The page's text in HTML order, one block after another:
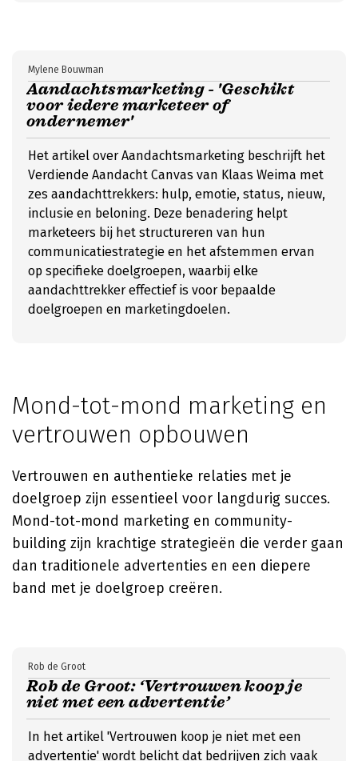
Aandachtsmarketing - 'Geschikt
voor iedere marketeer of
ondernemer'
Mylene Bouwman
Het artikel over Aandachtsmarketing beschrijft het
Verdiende Aandacht Canvas van Klaas Weima met
zes aandachttrekkers: hulp, emotie, status, nieuw,
inclusie en beloning. Deze benadering helpt
marketeers bij het structureren van hun
communicatiestrategie en het afstemmen ervan
op specifieke doelgroepen, waarbij elke
aandachttrekker effectief is voor bepaalde
doelgroepen en marketingdoelen.
Mond-tot-mond marketing en
vertrouwen opbouwen
Vertrouwen en authentieke relaties met je
doelgroep zijn essentieel voor langdurig succes.
Mond-tot-mond marketing en community-
building zijn krachtige strategieën die verder gaan
dan traditionele advertenties en een diepere
band met je doelgroep creëren.
Rob de Groot: ‘Vertrouwen koop je
niet met een advertentie’
Rob de Groot
In het artikel 'Vertrouwen koop je niet met een
advertentie' wordt belicht dat bedrijven zich vaak